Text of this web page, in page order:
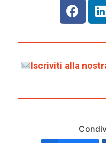
Iscriviti alla